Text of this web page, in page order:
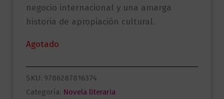
negocio internacional y una amarga
historia de apropiación cultural.
Agotado
SKU: 9786287816374
Categoría: Novela literaria